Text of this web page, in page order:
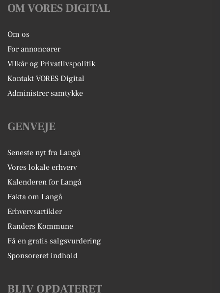
OM VORES DIGITAL
Om os
For annoncører
Vilkår og Privatlivspolitik
Kontakt VORES Digital
Administrer samtykke
GENVEJE
Seneste nyt fra Langå
Vores lokale erhverv
Kalenderen for Langå
Fakta om Langå
Erhvervsartikler
Randers Kommune
Få en gratis salgsvurdering
Sponsoreret indhold
BLIV OPDATERET